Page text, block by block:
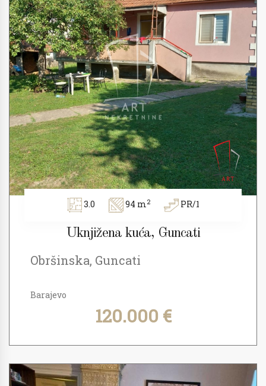
3.0 94 m2 PR/1
Uknjižena kuća, Guncati
Obršinska, Guncati
Barajevo
120.000 €